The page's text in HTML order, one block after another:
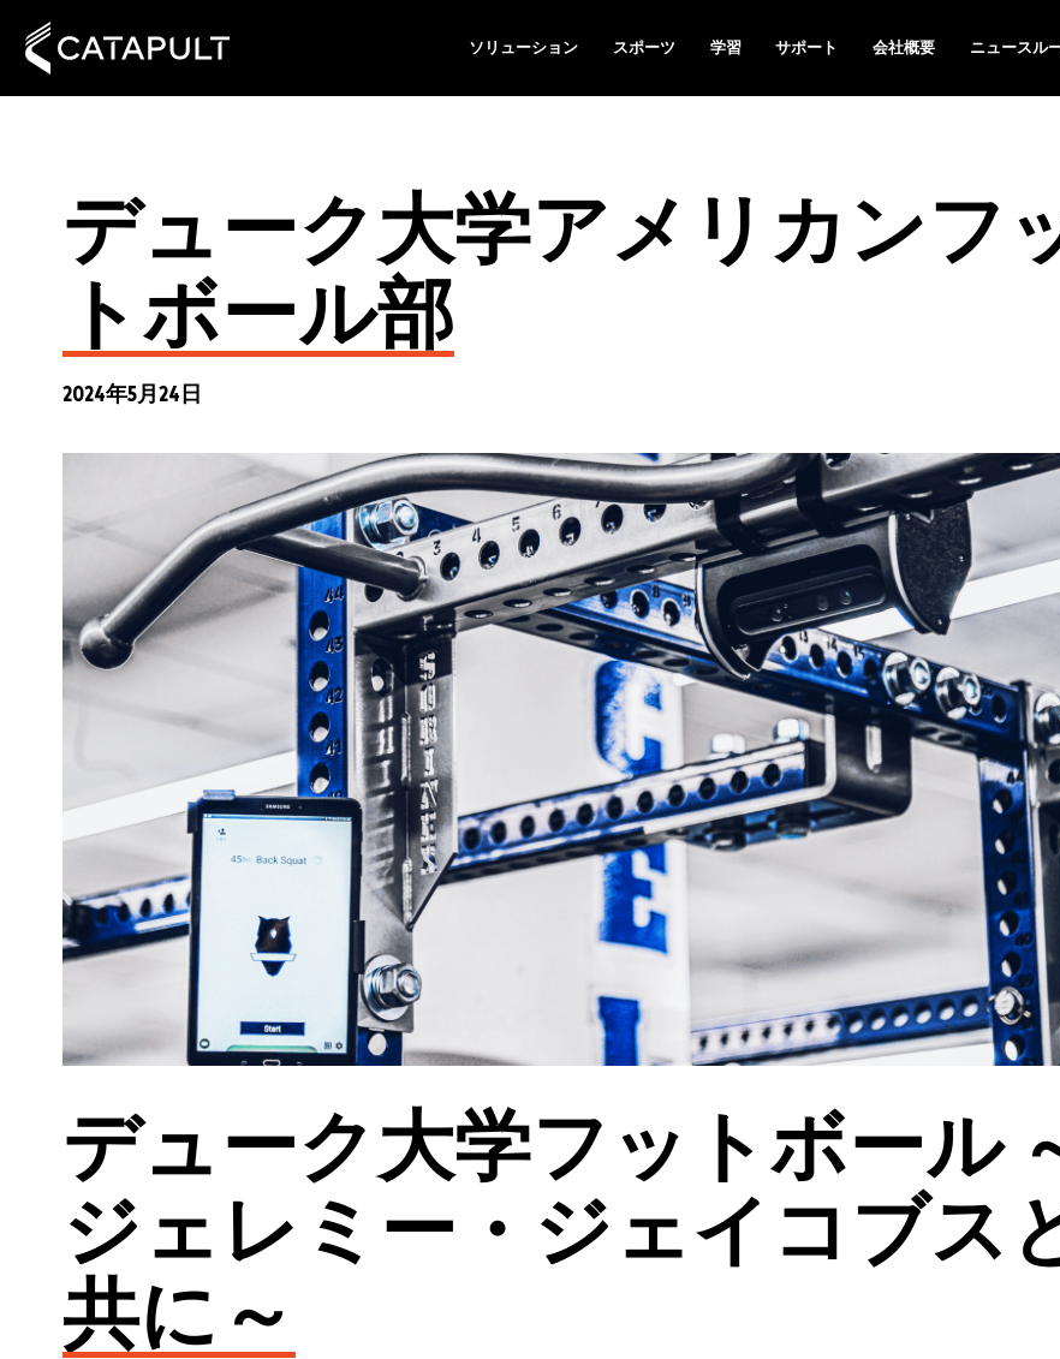
ソリューション スポーツ 学習 サポート 会社概要 ニュースル
デューク大学アメリカンフ
トボール部
2024年5月24日
デューク大学フットボール
ジェレミー・ジェイコブス
共に～